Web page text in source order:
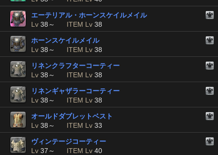
エーテリアル・ホーンスケイルメイル
Lv 38～ ITEM Lv 38
ホーンスケイルメイル
Lv 38～ ITEM Lv 38
リネンクラフターコーティー
Lv 38～ ITEM Lv 38
リネンギャザラーコーティー
Lv 38～ ITEM Lv 38
オールドダブレットベスト
Lv 38～ ITEM Lv 33
ヴィンテージコーティー
Lv 37～ ITEM Lv 40